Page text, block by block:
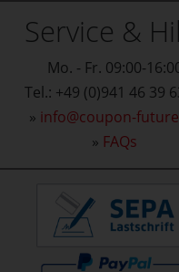
Service &
Mo. - Fr. 09:00-
Tel.: +49 (0)941 46 39
» info@coupon-
» FAQs